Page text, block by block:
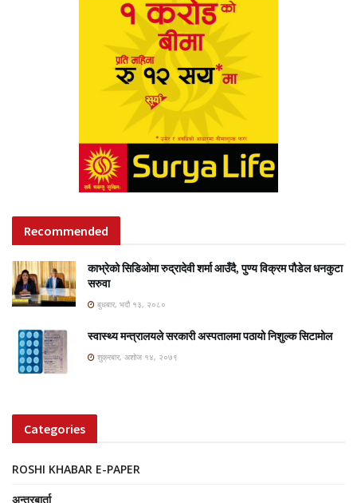
Recommended
काभ्रेको सिडिओमा रुद्रादेवी शर्मा आउँदै, पुण्य विक्रम पौडेल धनकुटा
सरुवा
बुधबार, भदौ १३, २०८०
स्वास्थ्य मन्त्रालयले सरकारी अस्पतालमा पठायो निशुल्क सिटामोल
शुक्रबार, अशोज १४, २०७९
Categories
ROSHI KHABAR E-PAPER
अन्तरबार्ता